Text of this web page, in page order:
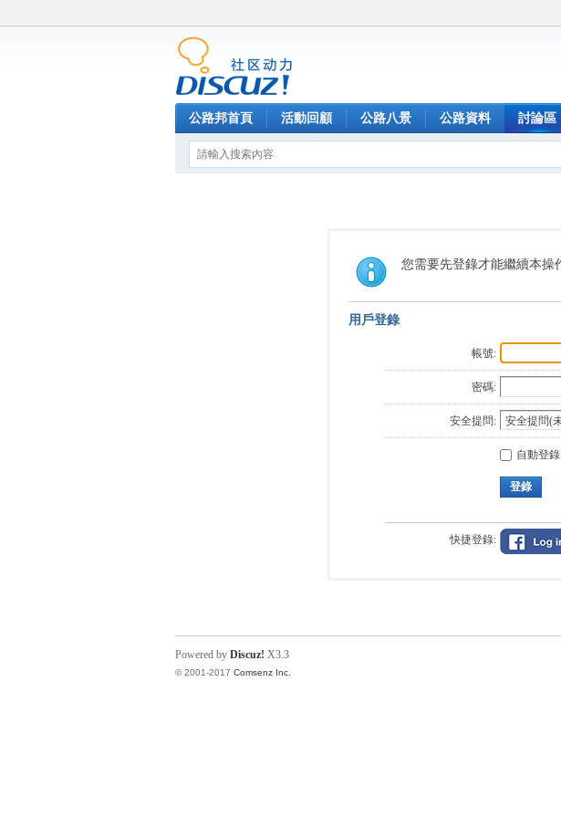
公路邦首頁 活動回顧 公路八景 公路資料 討論區
您需要先登錄才能繼續本操
用戶登錄
帳號:
密碼:
安全提問:
自動登錄
登錄
快捷登錄:
Powered by Discuz! X3.3
© 2001-2017 Comsenz Inc.